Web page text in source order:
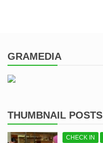
GRAMEDIA
THUMBNAIL POSTS
CHECK IN